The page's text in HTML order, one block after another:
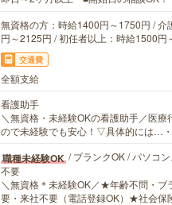
無資格の方：時給1400円～1750円 / 介
円～2125円 / 初任者以上：時給1500円
交通費
全額支給
看護助手
＼無資格・未経験OKの看護助手／医療
ので未経験でも安心！▽具体的には…
職種未経験OK / ブランクOK / パソコ
不要
＼無資格＊未経験OK／★年齢不問・
要・来社不要（電話登録OK）★社会